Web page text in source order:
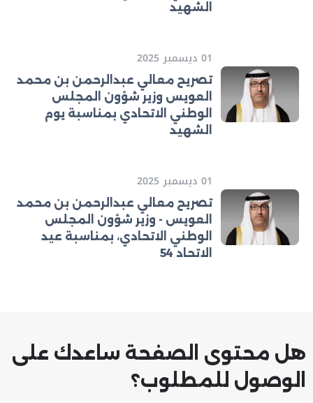
الشهيد
01 ديسمبر 2025
تصريح معالي عبدالرحمن بن محمد
العويس وزير شؤون المجلس
الوطني الاتحادي بمناسبة يوم
الشهيد
01 ديسمبر 2025
تصريح معالي عبدالرحمن بن محمد
العويس - وزير شؤون المجلس
الوطني الاتحادي، بمناسبة عيد
الاتحاد 54
هل محتوى الصفحة ساعدك على
الوصول للمطلوب؟